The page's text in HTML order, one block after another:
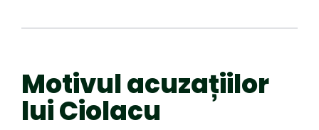
Motivul acuzațiilor
lui Ciolacu